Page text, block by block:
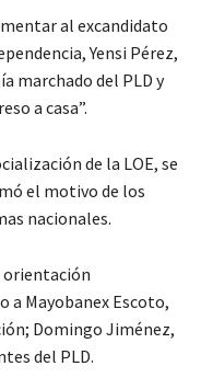
al excandidato
Yensi Pérez,
marchado del PLD y
a casa”.
de la LOE, se
el motivo de los
nacionales.
orientación
a Mayobanex Escoto,
Domingo Jiménez,
del PLD.